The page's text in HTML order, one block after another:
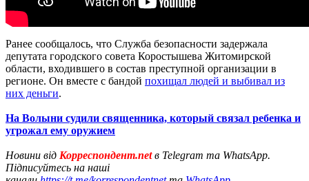
Ранее сообщалось, что Служба безопасности задержала
депутата городского совета Коростышева Житомирской
области, входившего в состав преступной организации в
регионе. Он вместе с бандой похищал людей и выбивал из
них деньги.
На Волыни судили священника, который связал ребенка и
угрожал ему оружием
Новини від Корреспондент.netв Telegram та WhatsApp.
Підписуйтесь на наші